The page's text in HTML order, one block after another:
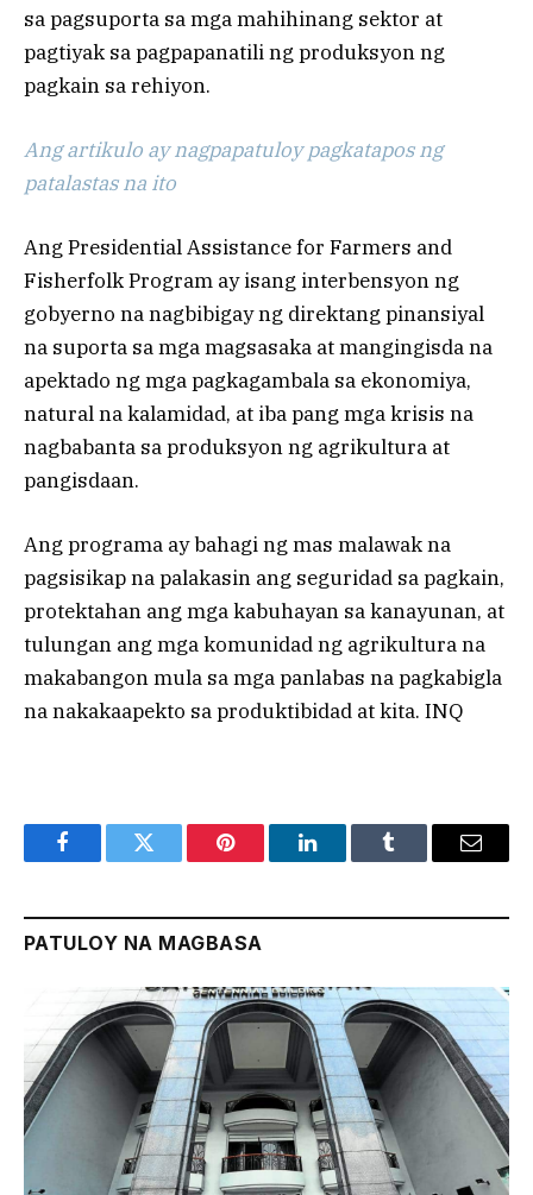
sa pagsuporta sa mga mahihinang sektor at
pagtiyak sa pagpapanatili ng produksyon ng
pagkain sa rehiyon.
Ang artikulo ay nagpapatuloy pagkatapos ng
patalastas na ito
Ang Presidential Assistance for Farmers and
Fisherfolk Program ay isang interbensyon ng
gobyerno na nagbibigay ng direktang pinansiyal
na suporta sa mga magsasaka at mangingisda na
apektado ng mga pagkagambala sa ekonomiya,
natural na kalamidad, at iba pang mga krisis na
nagbabanta sa produksyon ng agrikultura at
pangisdaan.
Ang programa ay bahagi ng mas malawak na
pagsisikap na palakasin ang seguridad sa pagkain,
protektahan ang mga kabuhayan sa kanayunan, at
tulungan ang mga komunidad ng agrikultura na
makabangon mula sa mga panlabas na pagkabigla
na nakakaapekto sa produktibidad at kita. INQ
FacebookTwitter Pinterest LinkedInTumblr Email
PATULOY NA MAGBASA